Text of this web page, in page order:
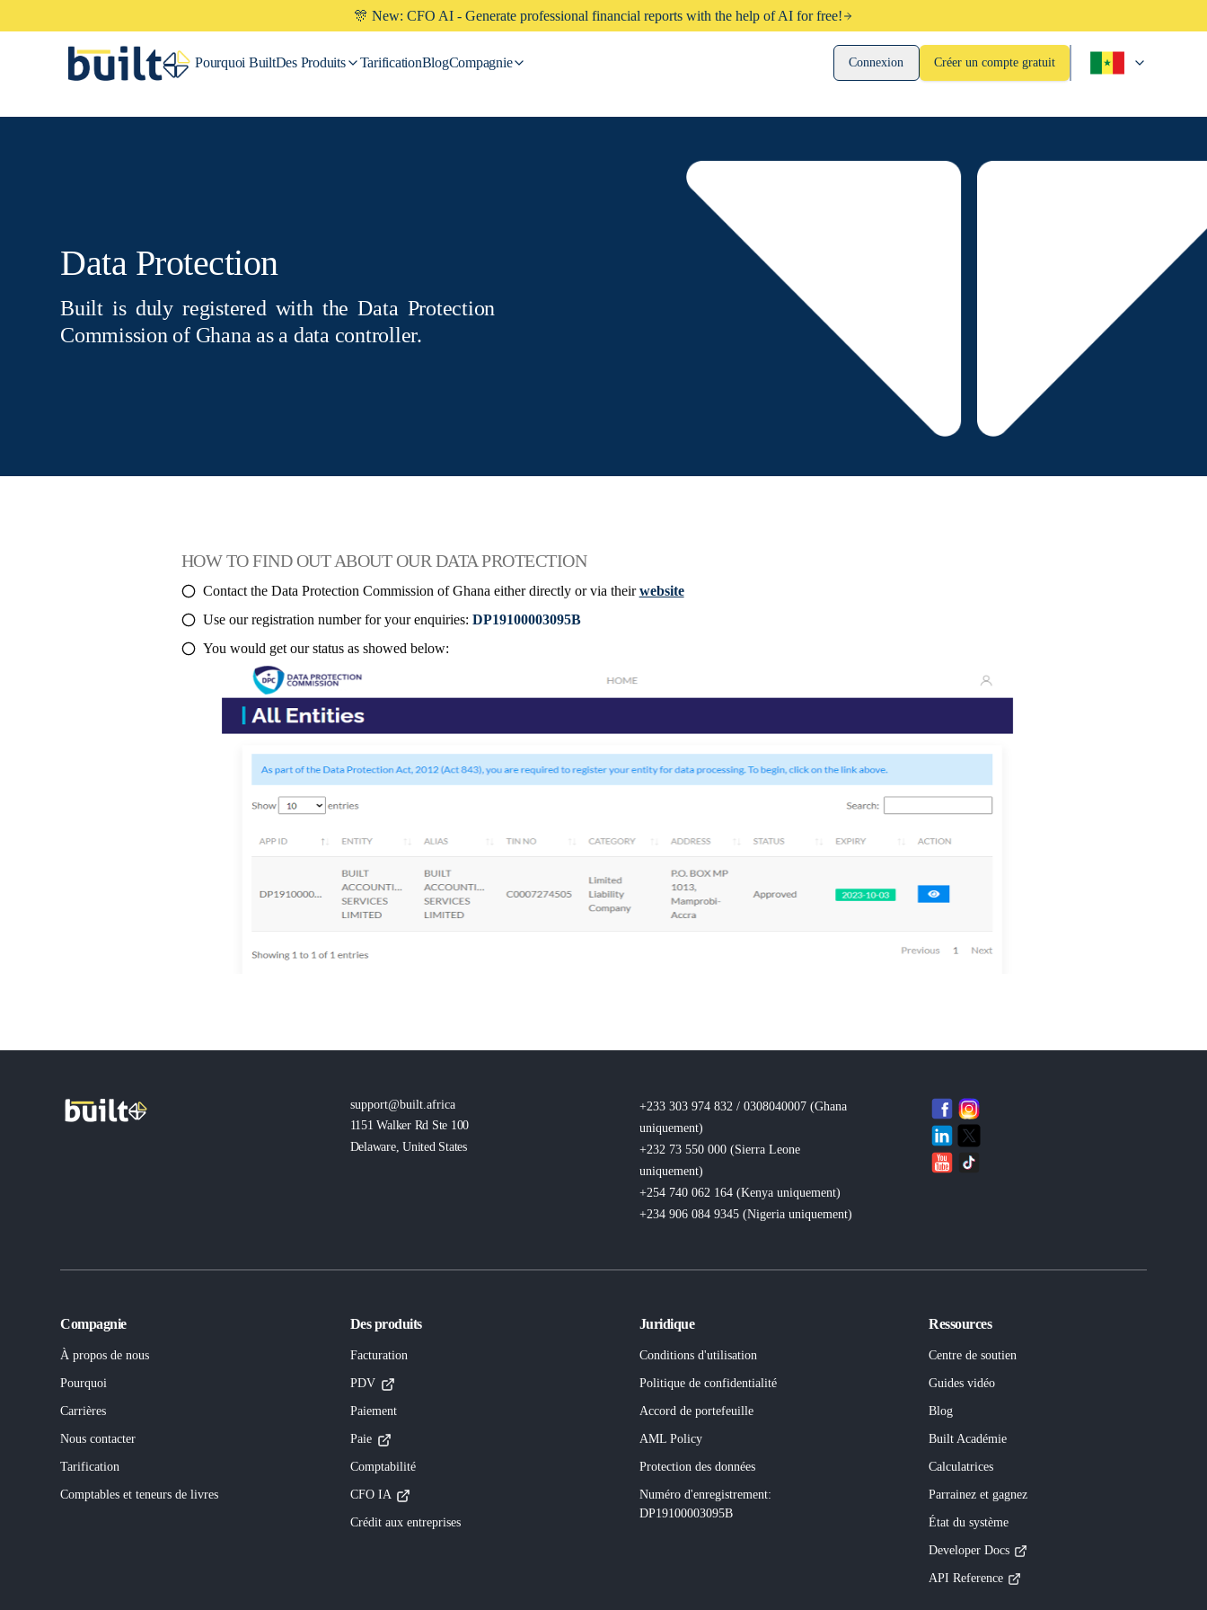
🎊 New: CFO AI - Generate professional financial reports with the help of AI for free!
Pourquoi BuiltDes Produits TarificationBlogCompagnie Connexion Créer un compte gratuit
Data Protection
Built is duly registered with the Data Protection
Commission of Ghana as a data controller.
HOW TO FIND OUT ABOUT OUR DATA PROTECTION
Contact the Data Protection Commission of Ghana either directly or via their website
Use our registration number for your enquiries: DP19100003095B
You would get our status as showed below:
support@built.africa
1151 Walker Rd Ste 100
Delaware, United States
+233 303 974 832 / 0308040007 (Ghana
uniquement)
+232 73 550 000 (Sierra Leone
uniquement)
+254 740 062 164 (Kenya uniquement)
+234 906 084 9345 (Nigeria uniquement)
Compagnie
À propos de nous
Pourquoi
Carrières
Nous contacter
Tarification
Comptables et teneurs de livres
Des produits
Facturation
PDV
Paiement
Paie
Comptabilité
CFO IA
Crédit aux entreprises
Juridique
Conditions d'utilisation
Politique de confidentialité
Accord de portefeuille
AML Policy
Protection des données
Numéro d'enregistrement:
DP19100003095B
Ressources
Centre de soutien
Guides vidéo
Blog
Built Académie
Calculatrices
Parrainez et gagnez
État du système
Developer Docs
API Reference